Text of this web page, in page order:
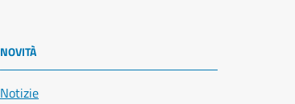
NOVITÀ
Notizie